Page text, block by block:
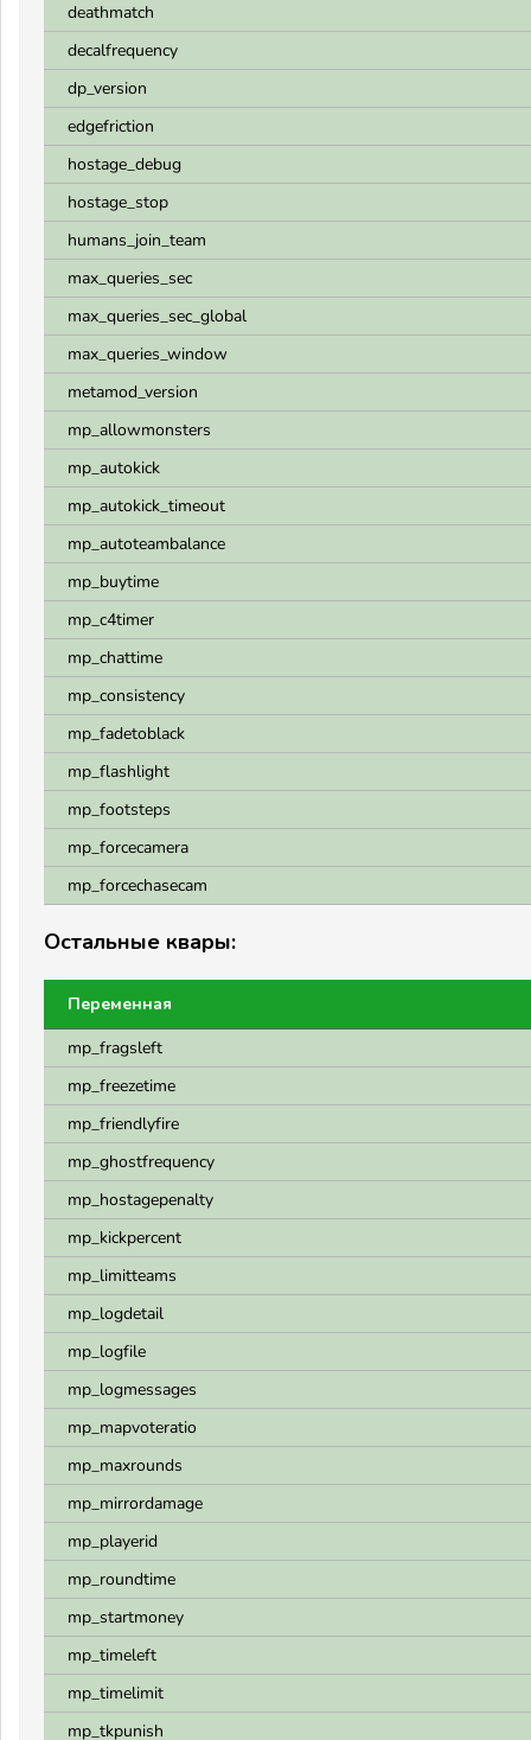
deathmatch
decalfrequency
dp_version
edgefriction
hostage_debug
hostage_stop
humans_join_team
max_queries_sec
max_queries_sec_global
max_queries_window
metamod_version
mp_allowmonsters
mp_autokick
mp_autokick_timeout
mp_autoteambalance
mp_buytime
mp_c4timer
mp_chattime
mp_consistency
mp_fadetoblack
mp_flashlight
mp_footsteps
mp_forcecamera
mp_forcechasecam
Остальные квары:
Переменная
mp_fragsleft
mp_freezetime
mp_friendlyfire
mp_ghostfrequency
mp_hostagepenalty
mp_kickpercent
mp_limitteams
mp_logdetail
mp_logfile
mp_logmessages
mp_mapvoteratio
mp_maxrounds
mp_mirrordamage
mp_playerid
mp_roundtime
mp_startmoney
mp_timeleft
mp_timelimit
mp_tkpunish